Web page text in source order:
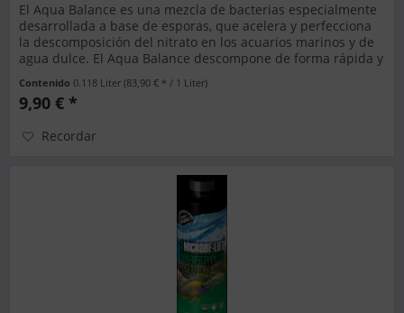
El Aqua Balance es una mezcla de bacterias especialmente
desarrollada a base de esporas, que acelera y perfecciona
la descomposición del nitrato en los acuarios marinos y de
agua dulce. El Aqua Balance descompone de forma rápida y
Contenido 0.118 Liter(83,90 € * / 1 Liter)
9,90 € *
Recordar